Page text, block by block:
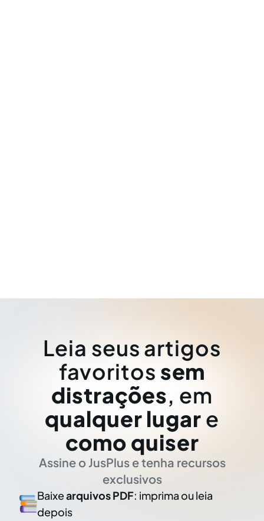
Leia seus artigos
favoritos sem
distrações, em
qualquer lugar e
como quiser
Assine o JusPlus e tenha recursos
exclusivos
Baixearquivos PDF: imprima ou leia
depois